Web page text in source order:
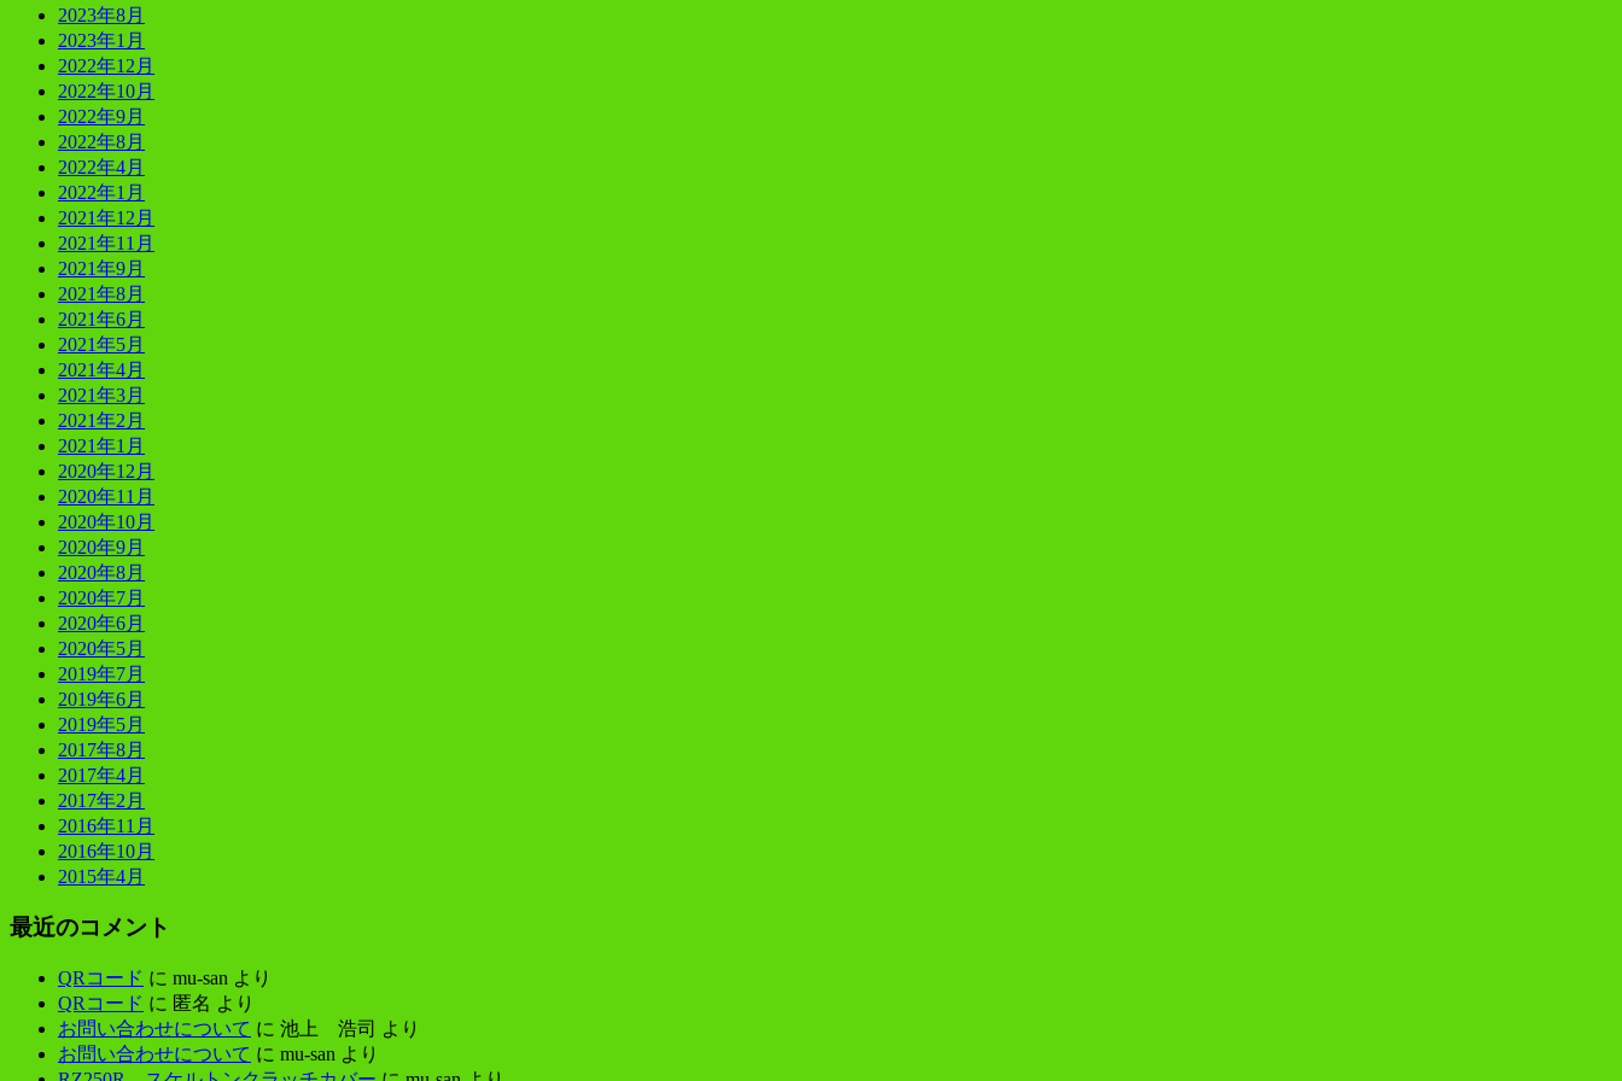
2023年8月
2023年1月
2022年12月
2022年10月
2022年9月
2022年8月
2022年4月
2022年1月
2021年12月
2021年11月
2021年9月
2021年8月
2021年6月
2021年5月
2021年4月
2021年3月
2021年2月
2021年1月
2020年12月
2020年11月
2020年10月
2020年9月
2020年8月
2020年7月
2020年6月
2020年5月
2019年7月
2019年6月
2019年5月
2017年8月
2017年4月
2017年2月
2016年11月
2016年10月
2015年4月
最近のコメント
QRコード に mu-san より
QRコード に 匿名 より
お問い合わせについて に 池上 浩司 より
お問い合わせについて に mu-san より